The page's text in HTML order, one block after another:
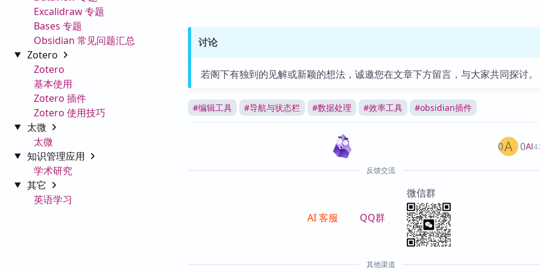
Excalidraw 专题
Bases 专题
Obsidian 常见问题汇总
Zotero
Zotero
基本使用
Zotero 插件
Zotero 使用技巧
太微
太微
知识管理应用
学术研究
其它
英语学习
讨论
若阁下有独到的见解或新颖的想法，诚邀您在文章下方留言，与大家共同探讨。
#编辑工具 #导航与状态栏 #数据处理 #效率工具 #obsidian插件
AI
0 0
反馈交流
AI 客服 QQ群
微信群
其他渠道